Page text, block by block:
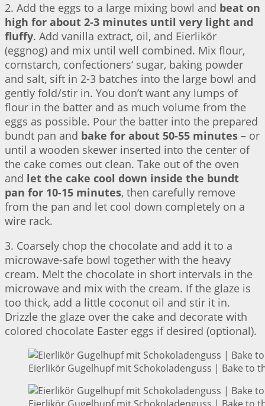
2. Add the eggs to a large mixing bowl and beat on
high for about 2-3 minutes until very light and
fluffy. Add vanilla extract, oil, and Eierlikör
(eggnog) and mix until well combined. Mix flour,
cornstarch, confectioners‘ sugar, baking powder
and salt, sift in 2-3 batches into the large bowl and
gently fold/stir in. You don’t want any lumps of
flour in the batter and as much volume from the
eggs as possible. Pour the batter into the prepared
bundt pan and bake for about 50-55 minutes – or
until a wooden skewer inserted into the center of
the cake comes out clean. Take out of the oven
and let the cake cool down inside the bundt
pan for 10-15 minutes, then carefully remove
from the pan and let cool down completely on a
wire rack.
3. Coarsely chop the chocolate and add it to a
microwave-safe bowl together with the heavy
cream. Melt the chocolate in short intervals in the
microwave and mix with the cream. If the glaze is
too thick, add a little coconut oil and stir it in.
Drizzle the glaze over the cake and decorate with
colored chocolate Easter eggs if desired (optional).
Eierlikör Gugelhupf mit Schokoladenguss | Bake to